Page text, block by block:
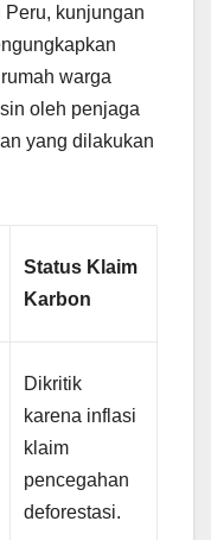
Peru, kunjungan
warga
oleh penjaga
yang dilakukan
Status Klaim
Karbon
Dikritik
karena inflasi
klaim
pencegahan
deforestasi.